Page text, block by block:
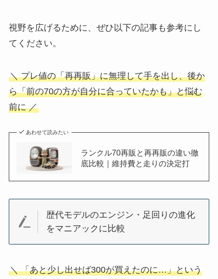
視野を広げるために、ぜひ以下の記事も参考にし
てください。
＼ プレ値の「再再販」に無理して手を出し、後か
ら「前の70の方が自分に合っていたかも」と悩む
前に ／
あわせて読みたい
ランクル70再販と再再販の違い徹
底比較｜維持費と走りの決定打
歴代モデルのエンジン・足回りの進化
をマニアックに比較
＼ 「あと少し出せば300が買えたのに…」という